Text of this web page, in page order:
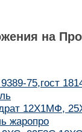
на
75,гост
12Х1МФ,
жаропро